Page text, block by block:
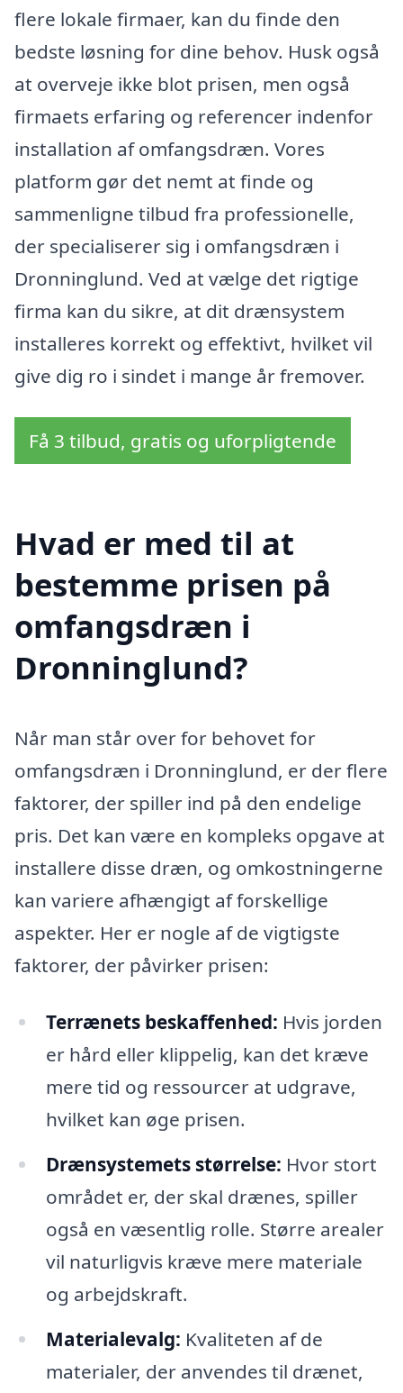
flere lokale firmaer, kan du finde den
bedste løsning for dine behov. Husk også
at overveje ikke blot prisen, men også
firmaets erfaring og referencer indenfor
installation af omfangsdræn. Vores
platform gør det nemt at finde og
sammenligne tilbud fra professionelle,
der specialiserer sig i omfangsdræn i
Dronninglund. Ved at vælge det rigtige
firma kan du sikre, at dit drænsystem
installeres korrekt og effektivt, hvilket vil
give dig ro i sindet i mange år fremover.
Få 3 tilbud, gratis og uforpligtende
Hvad er med til at
bestemme prisen på
omfangsdræn i
Dronninglund?
Når man står over for behovet for
omfangsdræn i Dronninglund, er der flere
faktorer, der spiller ind på den endelige
pris. Det kan være en kompleks opgave at
installere disse dræn, og omkostningerne
kan variere afhængigt af forskellige
aspekter. Her er nogle af de vigtigste
faktorer, der påvirker prisen:
Terrænets beskaffenhed: Hvis jorden
er hård eller klippelig, kan det kræve
mere tid og ressourcer at udgrave,
hvilket kan øge prisen.
Drænsystemets størrelse: Hvor stort
området er, der skal drænes, spiller
også en væsentlig rolle. Større arealer
vil naturligvis kræve mere materiale
og arbejdskraft.
Materialevalg: Kvaliteten af de
materialer, der anvendes til drænet,